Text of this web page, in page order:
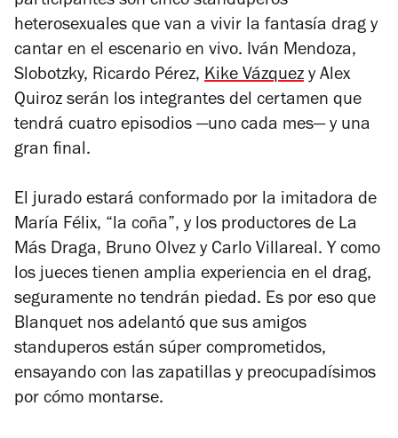
heterosexuales que van a vivir la fantasía drag y
cantar en el escenario en vivo. Iván Mendoza,
Slobotzky, Ricardo Pérez, Kike Vázquez y Alex
Quiroz serán los integrantes del certamen que
tendrá cuatro episodios —uno cada mes— y una
gran final.
El jurado estará conformado por la imitadora de
María Félix, “la coña”, y los productores de La
Más Draga, Bruno Olvez y Carlo Villareal. Y como
los jueces tienen amplia experiencia en el drag,
seguramente no tendrán piedad. Es por eso que
Blanquet nos adelantó que sus amigos
standuperos están súper comprometidos,
ensayando con las zapatillas y preocupadísimos
por cómo montarse.